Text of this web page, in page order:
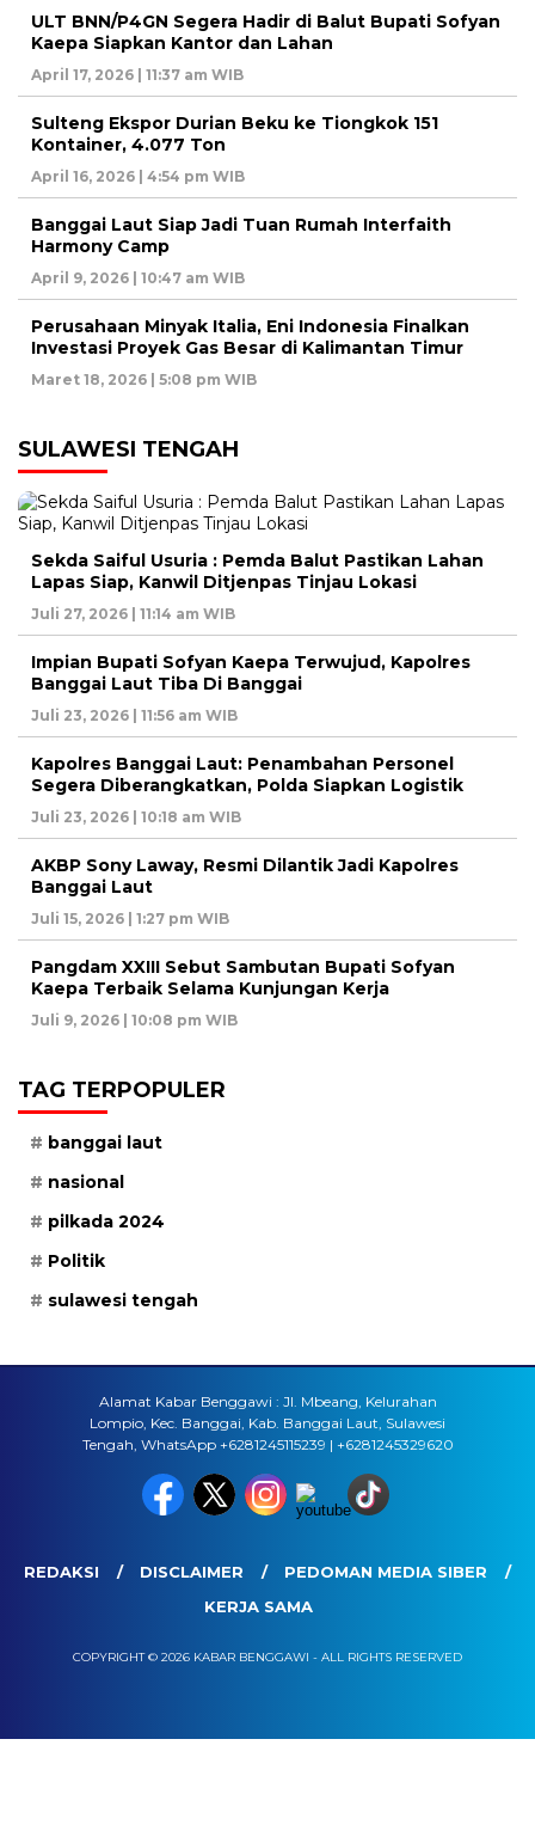
ULT BNN/P4GN Segera Hadir di Balut Bupati Sofyan
Kaepa Siapkan Kantor dan Lahan
April 17, 2026 | 11:37 am WIB
Sulteng Ekspor Durian Beku ke Tiongkok 151
Kontainer, 4.077 Ton
April 16, 2026 | 4:54 pm WIB
Banggai Laut Siap Jadi Tuan Rumah Interfaith
Harmony Camp
April 9, 2026 | 10:47 am WIB
Perusahaan Minyak Italia, Eni Indonesia Finalkan
Investasi Proyek Gas Besar di Kalimantan Timur
Maret 18, 2026 | 5:08 pm WIB
SULAWESI TENGAH
Sekda Saiful Usuria : Pemda Balut Pastikan Lahan
Lapas Siap, Kanwil Ditjenpas Tinjau Lokasi
Juli 27, 2026 | 11:14 am WIB
Impian Bupati Sofyan Kaepa Terwujud, Kapolres
Banggai Laut Tiba Di Banggai
Juli 23, 2026 | 11:56 am WIB
Kapolres Banggai Laut: Penambahan Personel
Segera Diberangkatkan, Polda Siapkan Logistik
Juli 23, 2026 | 10:18 am WIB
AKBP Sony Laway, Resmi Dilantik Jadi Kapolres
Banggai Laut
Juli 15, 2026 | 1:27 pm WIB
Pangdam XXIII Sebut Sambutan Bupati Sofyan
Kaepa Terbaik Selama Kunjungan Kerja
Juli 9, 2026 | 10:08 pm WIB
TAG TERPOPULER
banggai laut
nasional
pilkada 2024
Politik
sulawesi tengah
Alamat Kabar Benggawi : Jl. Mbeang, Kelurahan
Lompio, Kec. Banggai, Kab. Banggai Laut, Sulawesi
Tengah, WhatsApp +6281245115239 | +6281245329620
REDAKSI DISCLAIMER
PEDOMAN MEDIA SIBER
KERJA SAMA
COPYRIGHT © 2026 KABAR BENGGAWI - ALL RIGHTS RESERVED